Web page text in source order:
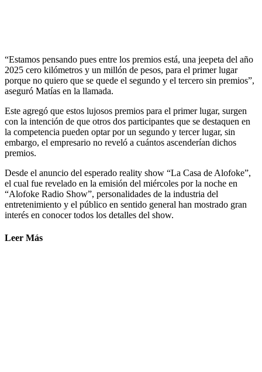
“Estamos pensando pues entre los premios está, una jeepeta del año
2025 cero kilómetros y un millón de pesos, para el primer lugar
porque no quiero que se quede el segundo y el tercero sin premios”,
aseguró Matías en la llamada.
Este agregó que estos lujosos premios para el primer lugar, surgen
con la intención de que otros dos participantes que se destaquen en
la competencia pueden optar por un segundo y tercer lugar, sin
embargo, el empresario no reveló a cuántos ascenderían dichos
premios.
Desde el anuncio del esperado reality show “La Casa de Alofoke”,
el cual fue revelado en la emisión del miércoles por la noche en
“Alofoke Radio Show”, personalidades de la industria del
entretenimiento y el público en sentido general han mostrado gran
interés en conocer todos los detalles del show.
Leer Más